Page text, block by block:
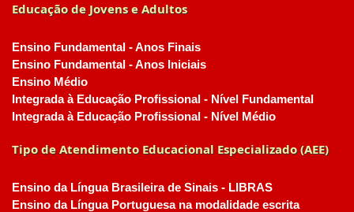
Educação de Jovens e Adultos
Ensino Fundamental - Anos Finais
Ensino Fundamental - Anos Iniciais
Ensino Médio
Integrada à Educação Profissional - Nível Fundamental
Integrada à Educação Profissional - Nível Médio
Tipo de Atendimento Educacional Especializado (AEE)
Ensino da Língua Brasileira de Sinais - LIBRAS
Ensino da Língua Portuguesa na modalidade escrita